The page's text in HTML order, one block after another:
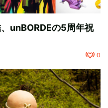
unBORDEの5周年祝
0